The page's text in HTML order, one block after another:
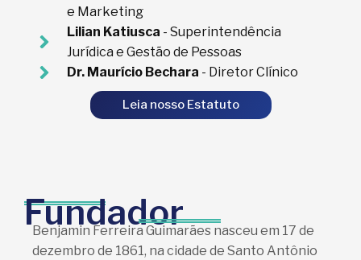
e Marketing
Lilian Katiusca - Superintendência
Jurídica e Gestão de Pessoas
Dr. Maurício Bechara - Diretor Clínico
Leia nosso Estatuto
Fundador
Benjamin Ferreira Guimarães nasceu em 17 de
dezembro de 1861, na cidade de Santo Antônio